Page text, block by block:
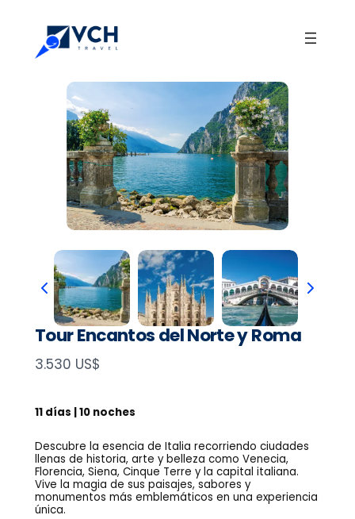
Tour Encantos del Norte y Roma
N
3.530 US$
11 días | 10 noches
Descubre la esencia de Italia recorriendo ciudades
llenas de historia, arte y belleza como Venecia,
Florencia, Siena, Cinque Terre y la capital italiana.
Vive la magia de sus paisajes, sabores y
monumentos más emblemáticos en una experiencia
única.